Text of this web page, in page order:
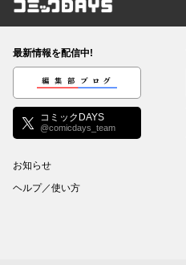
コミックDAYS
最新情報を配信中!
編集部ブログ
コミックDAYS
@comicdays_team
お知らせ
ヘルプ／使い方